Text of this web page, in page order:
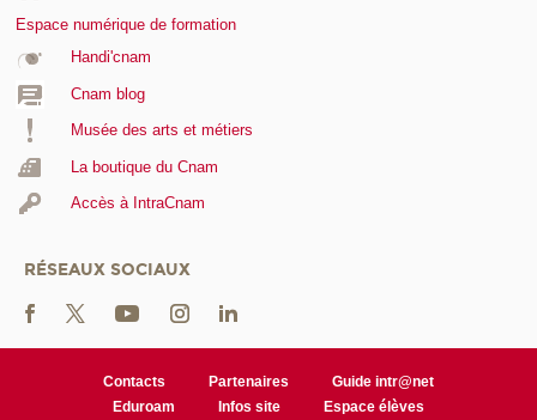
Espace numérique de formation
Handi'cnam
Cnam blog
Musée des arts et métiers
La boutique du Cnam
Accès à IntraCnam
RÉSEAUX SOCIAUX
Contacts Partenaires
Guide intr@net
Eduroam
Infos site Espace élèves